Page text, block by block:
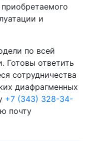
и
по всей
Готовы ответить
сотрудничества
диафрагменных
+7 (343) 328-34-
почту